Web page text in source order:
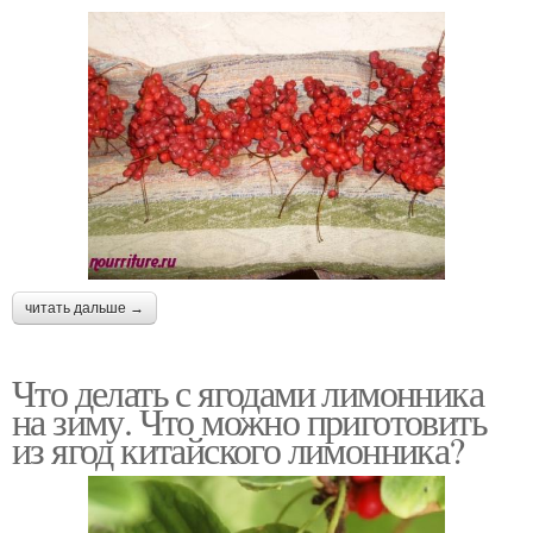
читать дальше →
Что делать с ягодами лимонника
на зиму. Что можно приготовить
из ягод китайского лимонника?